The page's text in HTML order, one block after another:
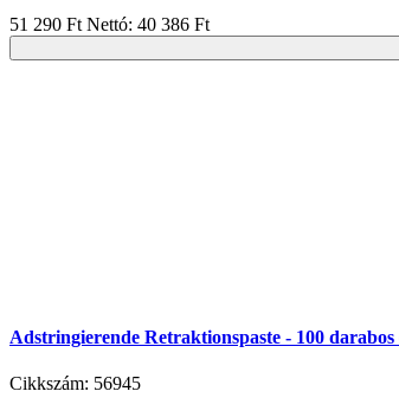
51 290 Ft Nettó: 40 386 Ft
Adstringierende Retraktionspaste - 100
Cikkszám: 56945